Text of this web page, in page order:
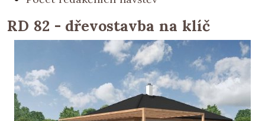
RD 82 - dřevostavba na klíč